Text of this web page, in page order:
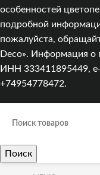
особенностей
подробной
пожалуйста,
Deco». Информация
ИНН 333411895449,
+74954778472.
Поиск
Мы используем
Оставаясь на